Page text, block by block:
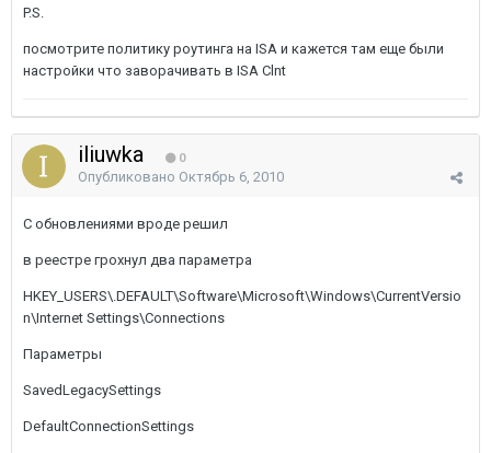
P.S.
посмотрите политику роутинга на ISA и кажется там еще были
настройки что заворачивать в ISA Clnt
iliuwka 0
Опубликовано Октябрь 6, 2010
С обновлениями вроде решил
в реестре грохнул два параметра
HKEY_USERS\.DEFAULT\Software\Microsoft\Windows\CurrentVersio
n\Internet Settings\Connections
Параметры
SavedLegacySettings
DefaultConnectionSettings